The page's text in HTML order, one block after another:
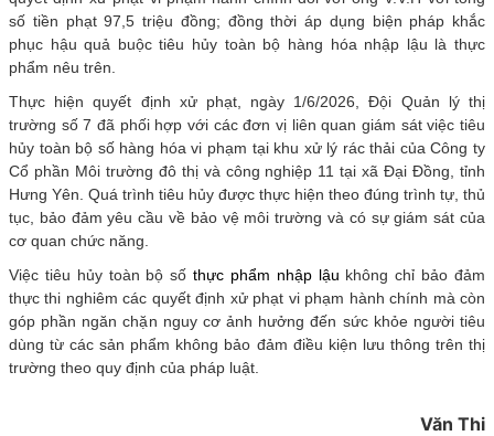
số tiền phạt 97,5 triệu đồng; đồng thời áp dụng biện pháp khắc
phục hậu quả buộc tiêu hủy toàn bộ hàng hóa nhập lậu là thực
phẩm nêu trên.
Thực hiện quyết định xử phạt, ngày 1/6/2026, Đội Quản lý thị
trường số 7 đã phối hợp với các đơn vị liên quan giám sát việc tiêu
hủy toàn bộ số hàng hóa vi phạm tại khu xử lý rác thải của Công ty
Cổ phần Môi trường đô thị và công nghiệp 11 tại xã Đại Đồng, tỉnh
Hưng Yên. Quá trình tiêu hủy được thực hiện theo đúng trình tự, thủ
tục, bảo đảm yêu cầu về bảo vệ môi trường và có sự giám sát của
cơ quan chức năng.
Việc tiêu hủy toàn bộ sốthực phẩm nhập lậu không chỉ bảo đảm
thực thi nghiêm các quyết định xử phạt vi phạm hành chính mà còn
góp phần ngăn chặn nguy cơ ảnh hưởng đến sức khỏe người tiêu
dùng từ các sản phẩm không bảo đảm điều kiện lưu thông trên thị
trường theo quy định của pháp luật.
Văn Thi